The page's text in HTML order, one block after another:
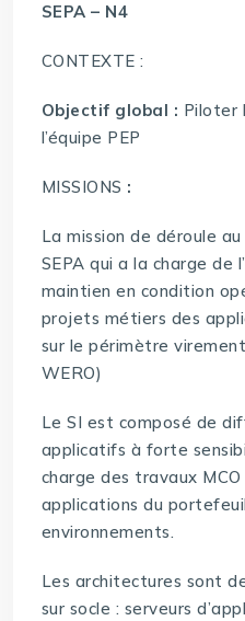
SEPA – N4
CONTEXTE :
Objectif global : Piloter
l’équipe PEP
MISSIONS :
La mission de déroule au
SEPA qui a la charge de
maintien en condition
projets métiers des
sur le périmètre
WERO)
Le SI est composé de
applicatifs à forte
charge des travaux
applications du
environnements.
Les architectures sont
sur socle : serveurs